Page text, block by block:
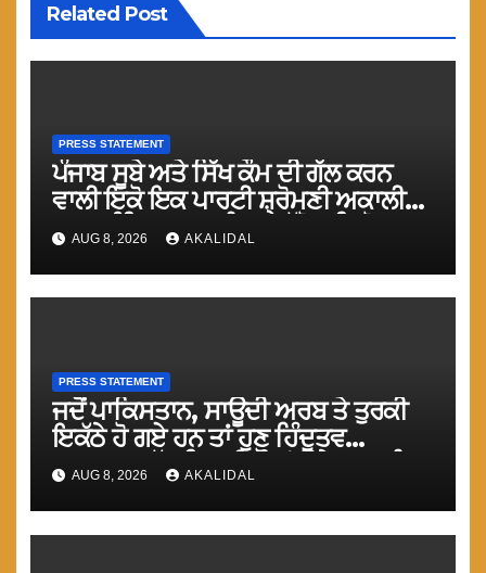
Related Post
PRESS STATEMENT
ਪੰਜਾਬ ਸੂਬੇ ਅਤੇ ਸਿੱਖ ਕੌਮ ਦੀ ਗੱਲ ਕਰਨ
ਵਾਲੀ ਇਕੋ ਇਕ ਪਾਰਟੀ ਸ਼੍ਰੋਮਣੀ ਅਕਾਲੀ
ਦਲ (ਅੰਮ੍ਰਿਤਸਰ) ਨੂੰ ਹਰ ਪੱਖੋ ਸਹਿਯੋਗ
ਕੀਤਾ ਜਾਵੇ : ਮਾਨ
AUG 8, 2026 AKALIDAL
PRESS STATEMENT
ਜਦੋਂ ਪਾਕਿਸਤਾਨ, ਸਾਊਦੀ ਅਰਬ ਤੇ ਤੁਰਕੀ
ਇਕੱਠੇ ਹੋ ਗਏ ਹਨ ਤਾਂ ਹੁਣ ਹਿੰਦੂਤਵ
ਹੁਕਮਰਾਨ ਘੱਟ ਗਿਣਤੀ ਕੌਮਾਂ ਉਤੇ ਜ਼ਬਰ ਨੂੰ
ਤੇਜ਼ ਕਰਨਗੇ : ਮਾਨ
AUG 8, 2026 AKALIDAL